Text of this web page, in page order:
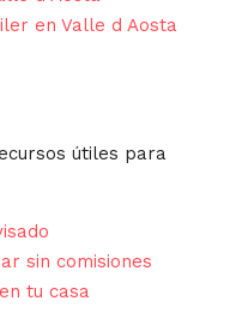
en Valle d Aosta
útiles para
sin comisiones
tu casa